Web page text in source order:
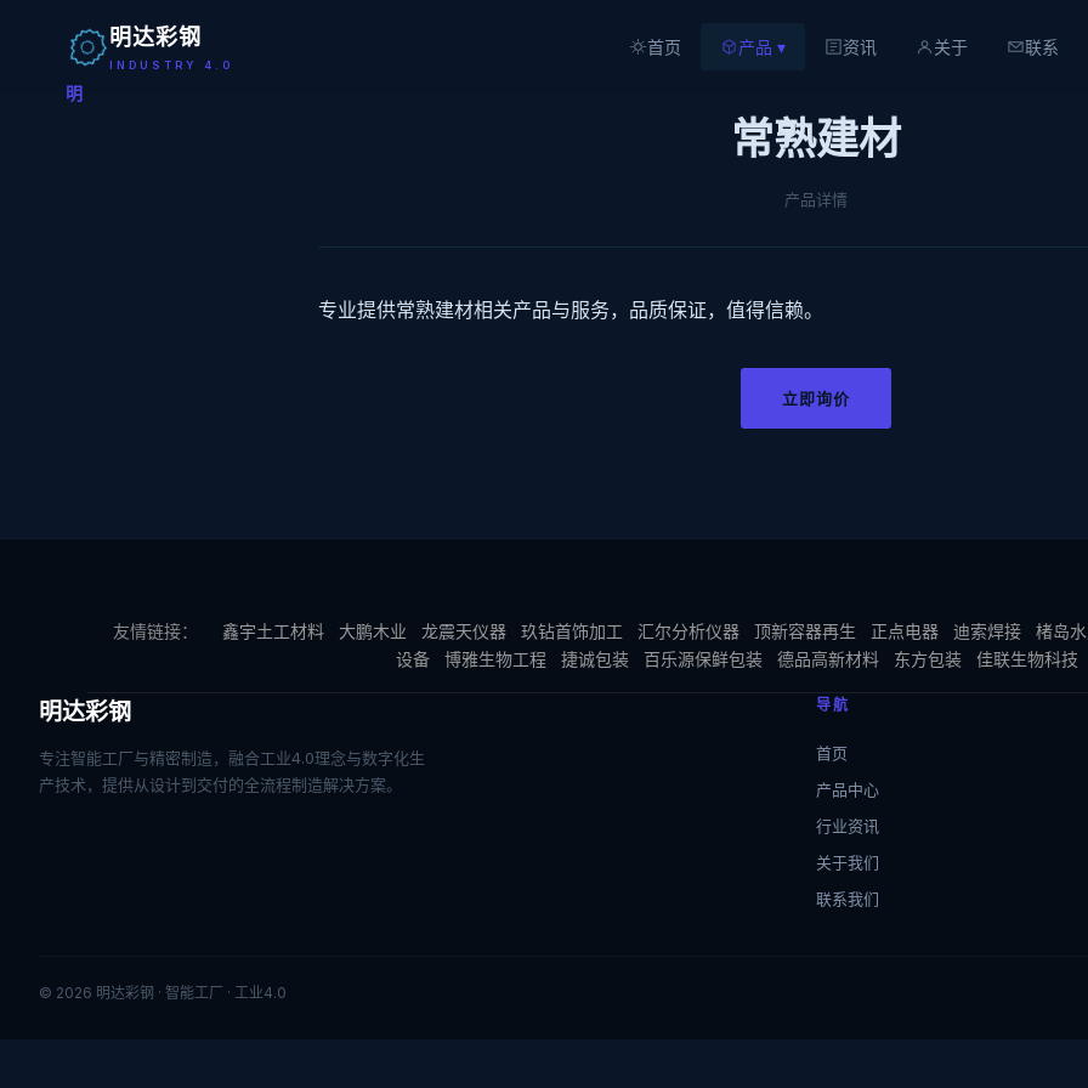
明
明达彩钢
INDUSTRY 4.0
首页 产品 ▾ 资讯 关于 联系
常熟建材
产品详情
专业提供常熟建材相关产品与服务，品质保证，值得信赖。
立即询价
友情链接： 鑫宇土工材料 大鹏木业 龙震天仪器 玖钻首饰加工 汇尔分析仪器 顶新容器再生 正点电器 迪索焊接
楮岛
设备
博雅生物工程 捷诚包装 百乐源保鲜包装 德品高新材料 东方包装 佳联生物科技
明达彩钢
专注智能工厂与精密制造，融合工业4.0理念与数字化生
产技术，提供从设计到交付的全流程制造解决方案。
导航
首页
产品中心
行业资讯
关于我们
联系我们
© 2026 明达彩钢 · 智能工厂 · 工业4.0